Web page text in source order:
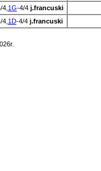
4, 1G-4/4 j.francuski
4, 1D-4/4 j.francuski